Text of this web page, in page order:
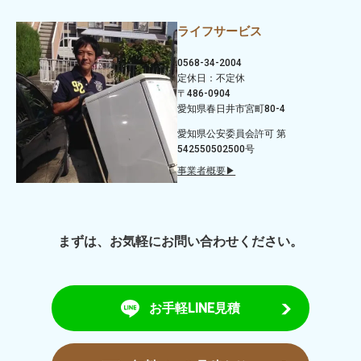
ライフサービス
0568-34-2004
定休日：不定休
〒486-0904
愛知県春日井市宮町80-4
愛知県公安委員会許可 第
542550502500号
事業者概要▶
まずは、お気軽にお問い合わせください。
お手軽LINE見積